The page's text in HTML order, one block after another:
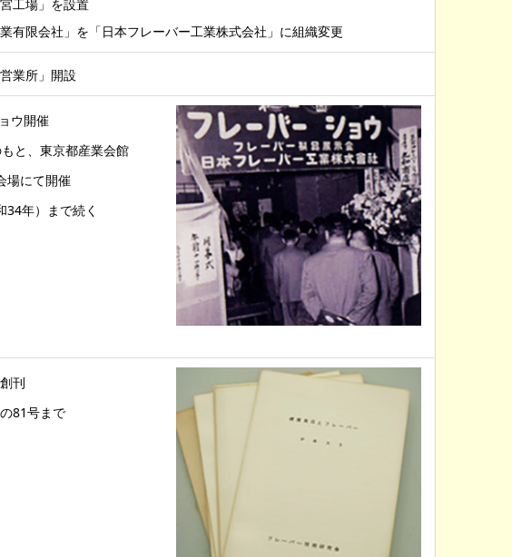
工場」を設置
有限会社」を「日本フレーバー工業株式会社」に組織変更
業所」開設
ウ開催
と、東京都産業会館
場にて開催
34年）まで続く
刊
81号まで